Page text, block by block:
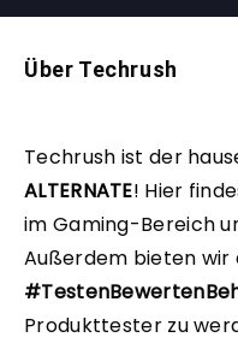
Über Techrush
Techrush ist der
ALTERNATE! Hier
im Gaming-Bereich
Außerdem bieten wir
Produkttester zu